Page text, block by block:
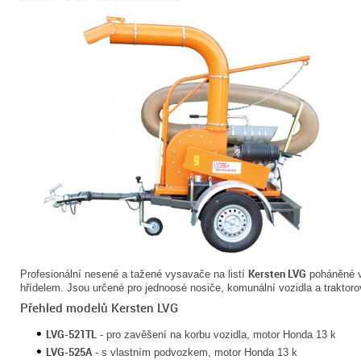
Profesionální nesené a tažené vysavače na listí Kersten LVG poháněné
hřídelem. Jsou určené pro jednoosé nosiče, komunální vozidla a
Přehled modelů Kersten LVG
LVG-521TL - pro zavěšení na korbu vozidla, motor Honda 13 k
LVG-525A- s vlastním podvozkem, motor Honda 13 k